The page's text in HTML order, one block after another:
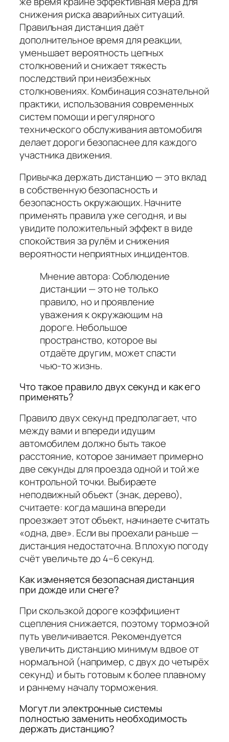
снижения риска аварийных ситуаций.
Правильная дистанция даёт
дополнительное время для реакции,
уменьшает вероятность цепных
столкновений и снижает тяжесть
последствий при неизбежных
столкновениях. Комбинация сознательной
практики, использования современных
систем помощи и регулярного
технического обслуживания автомобиля
делает дороги безопаснее для каждого
участника движения.
Привычка держать дистанцию — это вклад
в собственную безопасность и
безопасность окружающих. Начните
применять правила уже сегодня, и вы
увидите положительный эффект в виде
спокойствия за рулём и снижения
вероятности неприятных инцидентов.
Мнение автора: Соблюдение
дистанции — это не только
правило, но и проявление
уважения к окружающим на
дороге. Небольшое
пространство, которое вы
отдаёте другим, может спасти
чью‑то жизнь.
Что такое правило двух секунд и как его
применять?
Правило двух секунд предполагает, что
между вами и впереди идущим
автомобилем должно быть такое
расстояние, которое занимает примерно
две секунды для проезда одной и той же
контрольной точки. Выбираете
неподвижный объект (знак, дерево),
считаете: когда машина впереди
проезжает этот объект, начинаете считать
«одна, две». Если вы проехали раньше —
дистанция недостаточна. В плохую погоду
счёт увеличьте до 4–6 секунд.
Как изменяется безопасная дистанция
при дожде или снеге?
При скользкой дороге коэффициент
сцепления снижается, поэтому тормозной
путь увеличивается. Рекомендуется
увеличить дистанцию минимум вдвое от
нормальной (например, с двух до четырёх
секунд) и быть готовым к более плавному
и раннему началу торможения.
Могут ли электронные системы
полностью заменить необходимость
держать дистанцию?